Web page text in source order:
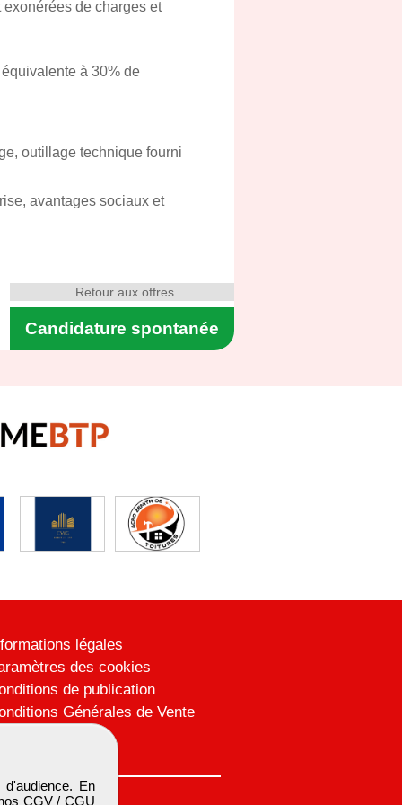
de charges et
à 30% de
outillage technique fourni
avantages sociaux et
Candidature spontanée
Retour aux offres
En
CGV / CGU
légales
des cookies
de publication
Générales de Vente